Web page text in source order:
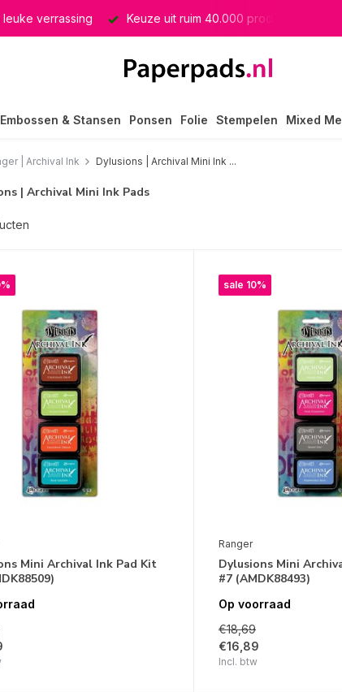
leuke verrassing Keuze uit ruim 40.000 producten
Embossen & Stansen Ponsen Folie Stempelen Mixed
| Archival Ink Dylusions | Archival Mini Ink ...
| Archival Mini Ink Pads
Mini Archival Ink Pad Kit
sale 10%
Ranger
Dylusions Mini
#7 (AMDK88493)
Op voorraad
€18,69
€16,89
Incl. btw